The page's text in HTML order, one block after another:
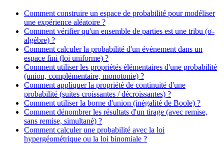
Comment construire un espace de probabilité pour modéliser
une expérience aléatoire ?
Comment vérifier qu'un ensemble de parties est une tribu (σ-
algèbre) ?
Comment calculer la probabilité d'un événement dans un
espace fini (loi uniforme) ?
Comment utiliser les propriétés élémentaires d'une probabilité
(union, complémentaire, monotonie) ?
Comment appliquer la propriété de continuité d'une
probabilité (suites croissantes / décroissantes) ?
Comment utiliser la borne d'union (inégalité de Boole) ?
Comment dénombrer les résultats d'un tirage (avec remise,
sans remise, simultané) ?
Comment calculer une probabilité avec la loi
hypergéométrique ou la loi binomiale ?